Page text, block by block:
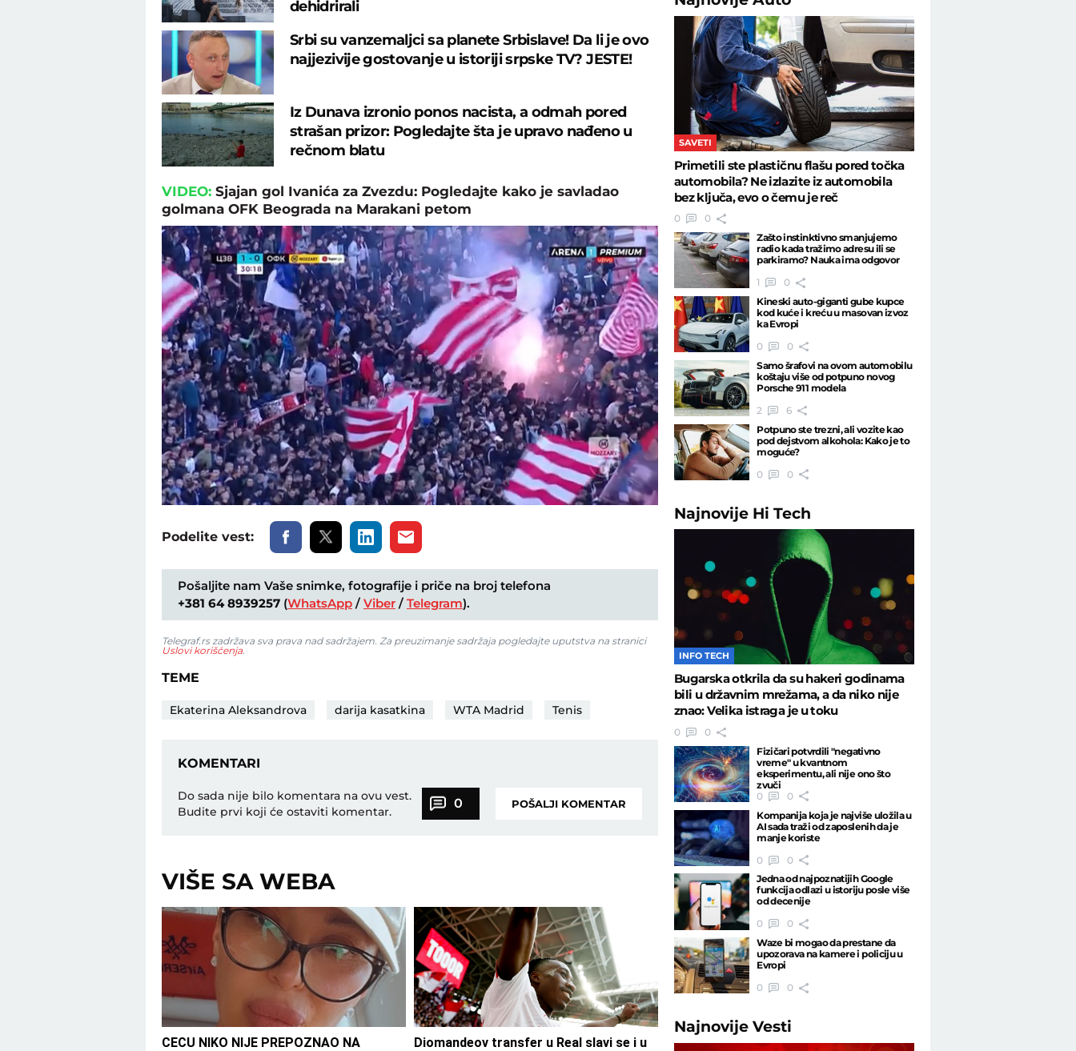
dehidrirali
Srbi su vanzemaljci sa planete Srbislave! Da li je ovo
najjezivije gostovanje u istoriji srpske TV? JESTE!
Iz Dunava izronio ponos nacista, a odmah pored
strašan prizor: Pogledajte šta je upravo nađeno u
rečnom blatu
VIDEO: Sjajan gol Ivanića za Zvezdu: Pogledajte kako je savladao
golmana OFK Beograda na Marakani petom
Unmute Loaded:
100.00%
Podelite vest:
Pošaljite nam Vaše snimke, fotografije i priče na broj telefona
+381 64 8939257 (WhatsApp / Viber / Telegram).
Telegraf.rs zadržava sva prava nad sadržajem. Za preuzimanje sadržaja pogledajte uputstva na stranici
Uslovi korišćenja
TEME
Ekaterina Aleksandrova darija kasatkina WTA Madrid Tenis
KOMENTARI
Do sada nije bilo komentara na ovu vest.
Budite prvi koji će ostaviti komentar.
0 POŠALJI KOMENTAR
VIŠE SA WEBA
CECU NIKO NIJE PREPOZNAO NA
Diomandeov transfer u Real slavi se i u
SAVETI
Primetili ste plastičnu flašu pored točka
automobila? Ne izlazite iz automobila
bez ključa, evo o čemu je reč
0
0
Zašto instinktivno smanjujemo
radio kada tražimo adresu ili se
parkiramo? Nauka ima odgovor
1
0
Kineski auto-giganti gube kupce
kod kuće i kreću u masovan izvoz
ka Evropi
0
0
Samo šrafovi na ovom automobilu
koštaju više od potpuno novog
Porsche 911 modela
2
6
Potpuno ste trezni, ali vozite kao
pod dejstvom alkohola: Kako je to
moguće?
0
0
Najnovije Hi Tech
INFO TECH
Bugarska otkrila da su hakeri godinama
bili u državnim mrežama, a da niko nije
znao: Velika istraga je u toku
0
0
Fizičari potvrdili "negativno
vreme" u kvantnom
eksperimentu, ali nije ono što
zvuči
0
0
Kompanija koja je najviše uložila u
AI sada traži od zaposlenih da je
manje koriste
0
0
Jedna od najpoznatijih Google
funkcija odlazi u istoriju posle više
od decenije
0
0
Waze bi mogao da prestane da
upozorava na kamere i policiju u
Evropi
0
0
NajnovijeVesti